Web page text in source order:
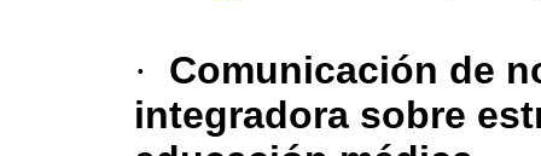
·
Comunicación de
integradora sobre